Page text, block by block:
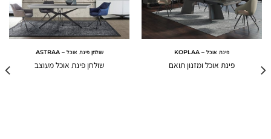
פינת אוכל – KOPLAA
פינת אוכל ומזנון תואם
שולחן פינת אוכל – ASTRAA
שולחן פינת אוכל מעוצב